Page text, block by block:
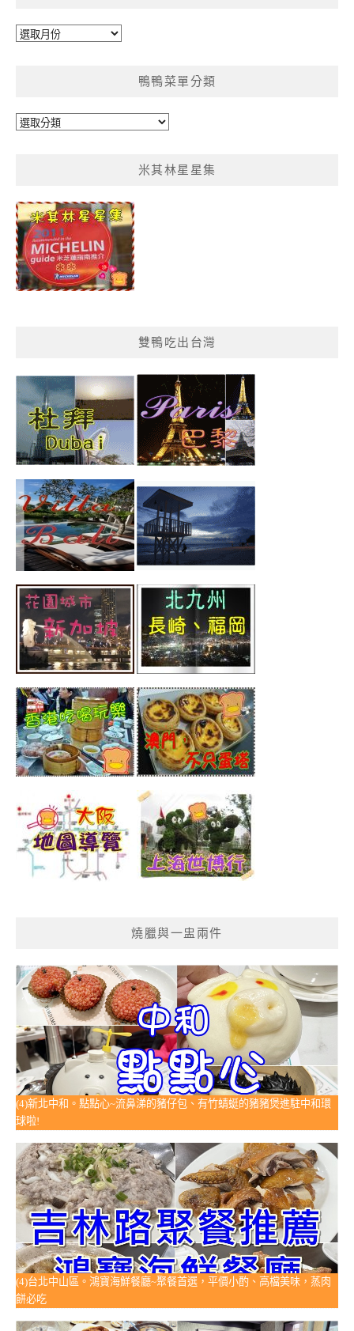
彙
鴨鴨菜單分類
鴨
類
米其林星星集
雙鴨吃出台灣
燒臘與一盅兩件
(4)新北中和。點點心~流鼻涕的豬仔包、有竹蜻蜓的豬豬煲進駐中和環
球啦!
(4)台北中山區。鴻寶海鮮餐廳~聚餐首選，平價小酌、高檔美味，蒸肉
餅必吃